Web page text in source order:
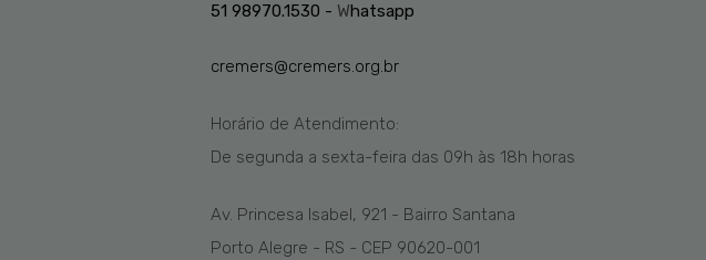
51 98970.1530 - Whatsapp
cremers@cremers.org.br
Horário de Atendimento:
De segunda a sexta-feira das 09h às 18h horas
Av. Princesa Isabel, 921 - Bairro Santana
Porto Alegre - RS - CEP 90620-001